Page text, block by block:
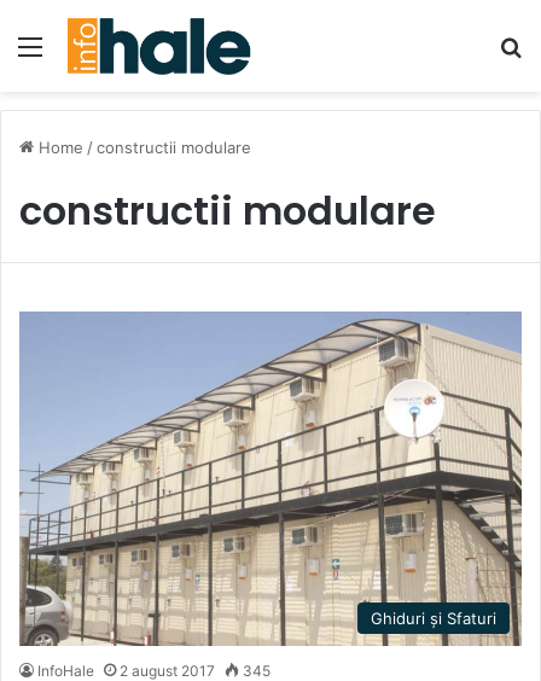
Menu
Home /constructii modulare
constructii modulare
Ghiduri și Sfaturi
InfoHale 2 august 2017 345